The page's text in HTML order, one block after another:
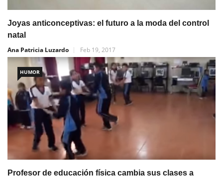
Joyas anticonceptivas: el futuro a la moda del control
natal
Ana Patricia Luzardo
Feb 19, 2017
HUMOR
Profesor de educación física cambia sus clases a